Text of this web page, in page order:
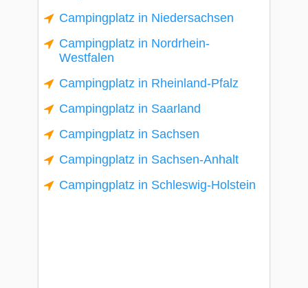
Campingplatz in Niedersachsen
Campingplatz in Nordrhein-
Westfalen
Campingplatz in Rheinland-Pfalz
Campingplatz in Saarland
Campingplatz in Sachsen
Campingplatz in Sachsen-Anhalt
Campingplatz in Schleswig-Holstein